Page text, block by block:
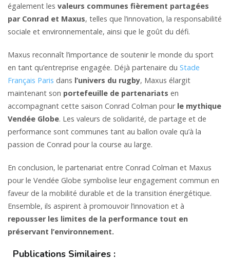
également les valeurs communes fièrement partagées
par Conrad et Maxus, telles que l’innovation, la responsabilité
sociale et environnementale, ainsi que le goût du défi.
Maxus reconnaît l’importance de soutenir le monde du sport
en tant qu’entreprise engagée. Déjà partenaire du Stade
Français Paris dans l’univers du rugby, Maxus élargit
maintenant son portefeuille de partenariats en
accompagnant cette saison Conrad Colman pour le mythique
Vendée Globe. Les valeurs de solidarité, de partage et de
performance sont communes tant au ballon ovale qu’à la
passion de Conrad pour la course au large.
En conclusion, le partenariat entre Conrad Colman et Maxus
pour le Vendée Globe symbolise leur engagement commun en
faveur de la mobilité durable et de la transition énergétique.
Ensemble, ils aspirent à promouvoir l’innovation et à
repousser les limites de la performance tout en
préservant l’environnement.
Publications Similaires :